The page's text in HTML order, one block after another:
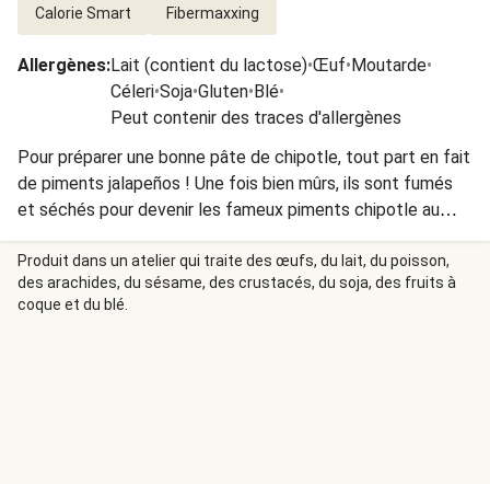
Calorie Smart Fibermaxxing
Allergènes:Lait (contient du lactose)•Œuf•Moutarde•
Céleri•Soja•Gluten•Blé•
Peut contenir des traces d'allergènes
Pour préparer une bonne pâte de chipotle, tout part en fait
de piments jalapeños ! Une fois bien mûrs, ils sont fumés
et séchés pour devenir les fameux piments chipotle au
goût fumé si caractéristique !
Produit dans un atelier qui traite des œufs, du lait, du poisson,
des arachides, du sésame, des crustacés, du soja, des fruits à
coque et du blé.